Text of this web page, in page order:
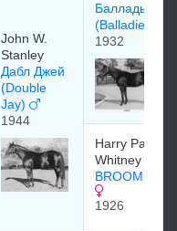
John W.
Stanley
Дабл Джей
(Double
Jay)
1944
Балладье
(Balladier)
1932
Harry Payne
Whitney
1926